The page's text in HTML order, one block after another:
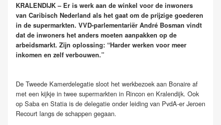
KRALENDIJK – Er is werk aan de winkel voor de inwoners
van Caribisch Nederland als het gaat om de prijzige goederen
in de supermarkten. VVD-parlementariër André Bosman vindt
dat de inwoners het anders moeten aanpakken op de
arbeidsmarkt. Zijn oplossing: “Harder werken voor meer
inkomen en zelf verbouwen.”
De Tweede Kamerdelegatie sloot het werkbezoek aan Bonaire af
met een kijkje in twee supermarkten in Rincon en Kralendijk. Ook
op Saba en Statia is de delegatie onder leiding van PvdA-er Jeroen
Recourt langs de schappen gegaan.